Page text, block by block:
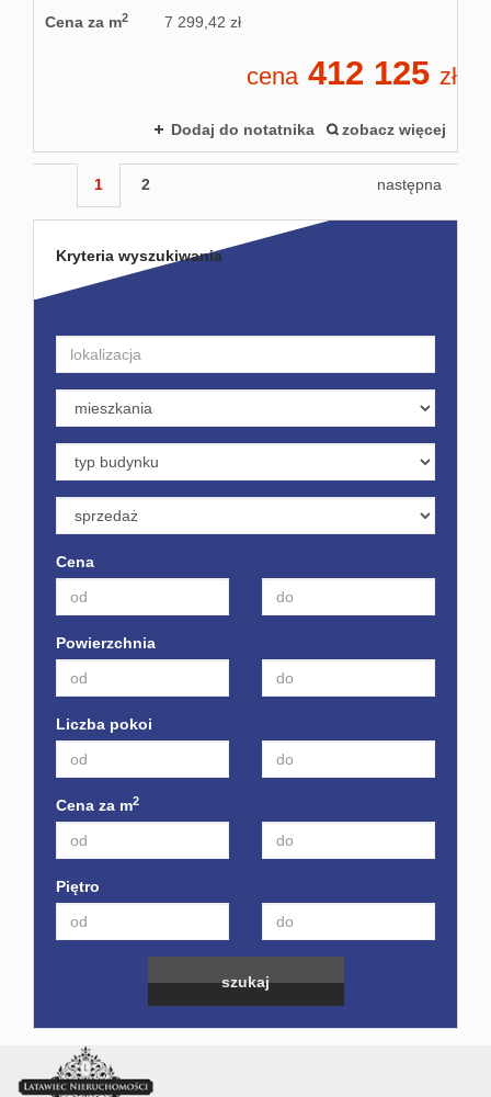
Cena za m2 7 299,42 zł
cena412 125 zł
Dodaj do notatnika zobacz więcej
1 2 następna
Kryteria wyszukiwania
Cena
Powierzchnia
Liczba pokoi
Cena za m2
Piętro